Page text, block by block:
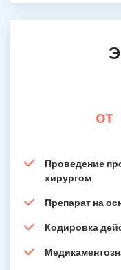
от
Проведение
хирургом
Препарат на
Кодировка